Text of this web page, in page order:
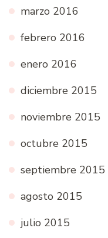
marzo 2016
febrero 2016
enero 2016
diciembre 2015
noviembre 2015
octubre 2015
septiembre 2015
agosto 2015
julio 2015